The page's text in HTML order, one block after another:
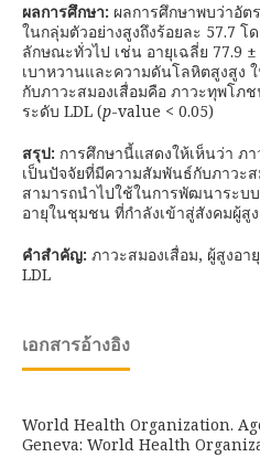
ผลการศึกษา: ผลการศึกษาพบว่าอัต
ในกลุ่มตัวอย่างสูงถึงร้อยละ 57.7 โ
ลักษณะทั่วไป เช่น อายุเฉลี่ย 77.9
เบาหวานและความดันโลหิตสูงสูง
กับภาวะสมองเสื่อมคือ ภาวะทุพโภ
ระดับ LDL (p-value < 0.05)
สรุป: การศึกษานี้แสดงให้เห็นว่า ภ
เป็นปัจจัยที่มีความสัมพันธ์กับภาวะ
สามารถนำไปใช้ในการพัฒนาระบ
อายุในชุมชน ที่กำลังเข้าสู่สังคมผู้สู
คำสำคัญ: ภาวะสมองเสื่อม, ผู้สูงอ
LDL
เอกสารอ้างอิง
World Health Organization.
Geneva: World Health